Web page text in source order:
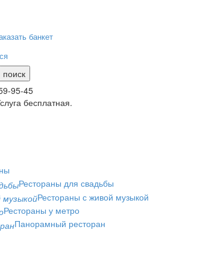
банкет
поиск
95-45
бесплатная.
Рестораны для свадьбы
Рестораны с живой музыкой
Рестораны у метро
Панорамный ресторан